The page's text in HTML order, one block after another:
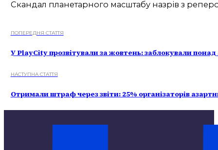
Скандал планетарного масштабу назрів з
ПОПЕРЕДНЯ СТАТТЯ
У PlayCity прозвітували за жовтень: заблокували
НАСТУПНА СТАТТЯ
Отримали штраф через звіти: 25% організаторів